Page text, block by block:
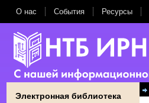
О нас События Ресурсы
Электронная библиотека